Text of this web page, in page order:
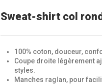
Sweat-shirt col
100% coton, douceur,
Coupe droite légèrement
styles.
Manches raglan, pour